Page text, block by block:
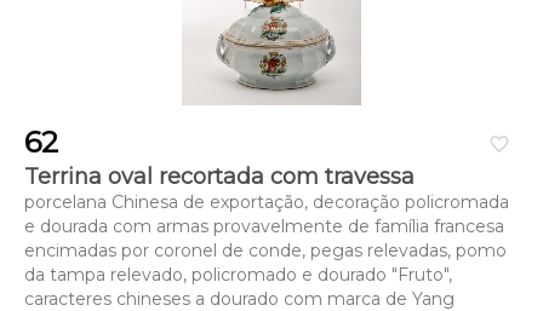
favorite_border
62
Terrina oval recortada com travessa
porcelana Chinesa de exportação, decoração policromada
e dourada com armas provavelmente de família francesa
encimadas por coronel de conde, pegas relevadas, pomo
da tampa relevado, policromado e dourado "Fruto",
caracteres chineses a dourado com marca de Yang